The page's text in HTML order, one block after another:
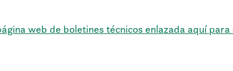
web de boletines técnicos enlazada aquí